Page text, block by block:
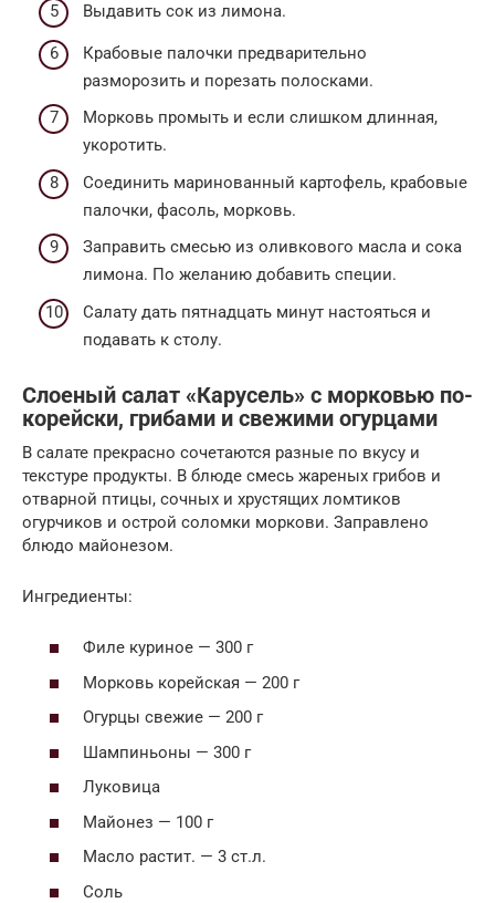
Выдавить сок из лимона.
Крабовые палочки предварительно
разморозить и порезать полосками.
Морковь промыть и если слишком длинная,
укоротить.
Соединить маринованный картофель, крабовые
палочки, фасоль, морковь.
Заправить смесью из оливкового масла и сока
лимона. По желанию добавить специи.
Салату дать пятнадцать минут настояться и
подавать к столу.
Слоеный салат «Карусель» с морковью по-
корейски, грибами и свежими огурцами
В салате прекрасно сочетаются разные по вкусу и
текстуре продукты. В блюде смесь жареных грибов и
отварной птицы, сочных и хрустящих ломтиков
огурчиков и острой соломки моркови. Заправлено
блюдо майонезом.
Ингредиенты:
Филе куриное — 300 г
Морковь корейская — 200 г
Огурцы свежие — 200 г
Шампиньоны — 300 г
Луковица
Майонез — 100 г
Масло растит. — 3 ст.л.
Соль